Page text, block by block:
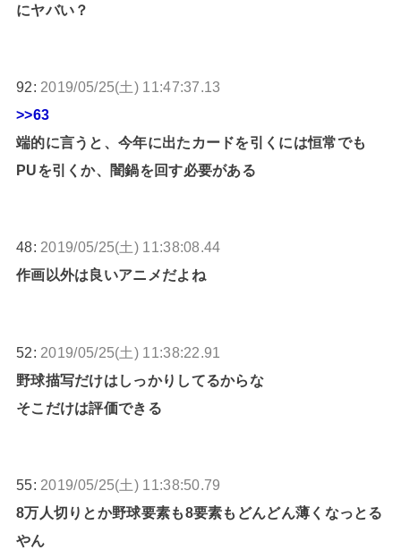
にヤバい？
92: 2019/05/25(土) 11:47:37.13
>>63
端的に言うと、今年に出たカードを引くには恒常でも
PUを引くか、闇鍋を回す必要がある
48: 2019/05/25(土) 11:38:08.44
作画以外は良いアニメだよね
52: 2019/05/25(土) 11:38:22.91
野球描写だけはしっかりしてるからな
そこだけは評価できる
55: 2019/05/25(土) 11:38:50.79
8万人切りとか野球要素も8要素もどんどん薄くなっとる
やん